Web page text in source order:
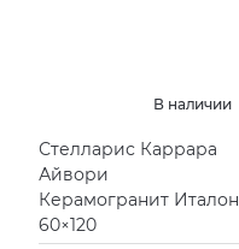
В наличии
Стелларис Каррара
Айвори
Керамогранит Италон
60×120